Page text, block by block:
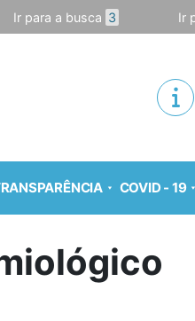
Ir para a busca 3 Ir
COVID - 19